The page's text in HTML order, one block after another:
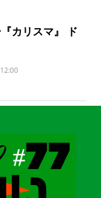
カリスマ』 ド